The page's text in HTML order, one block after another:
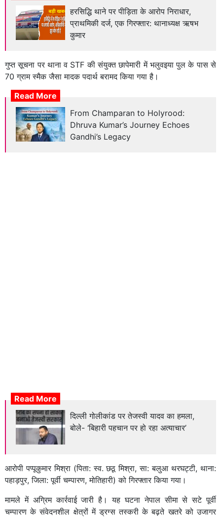
हरसिद्धि थाने पर पीड़िता के आरोप निराधार,
प्राथमिकी दर्ज, एक गिरफ्तार: थानाध्यक्ष ऋषभ
कुमार
गुप्त सूचना पर थाना व STF की संयुक्त छापेमारी में भलुवइया पुल के पास से
70 ग्राम स्मैक जैसा मादक पदार्थ बरामद किया गया है।
Read More
From Champaran to Holyrood:
Dhruva Kumar’s Journey Echoes
Gandhi’s Legacy
Read More
दिल्ली गोलीकांड पर तेजस्वी यादव का हमला,
बोले- ‘बिहारी पहचान पर हो रहा अत्याचार’
आरोपी पप्पूकुमार मिश्रा (पिता: स्व. छठू मिश्रा, सा: बलुआ थरघट्टी, थाना:
पहाड़पुर, जिला: पूर्वी चम्पारण, मोतिहारी) को गिरफ्तार किया गया।
मामले में अग्रिम कार्रवाई जारी है। यह घटना नेपाल सीमा से सटे पूर्वी
चम्पारण के संवेदनशील क्षेत्रों में ड्रग्स तस्करी के बढ़ते खतरे को उजागर